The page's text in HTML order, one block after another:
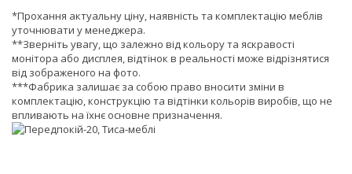
*Прохання актуальну ціну, наявність та комплектацію меблів
уточнювати у менеджера.
**Зверніть увагу, що залежно від кольору та яскравості
монітора або дисплея, відтінок в реальності може відрізнятися
від зображеного на фото.
***Фабрика залишає за собою право вносити зміни в
комплектацію, конструкцію та відтінки кольорів виробів, що не
впливають на їхнє основне призначення.